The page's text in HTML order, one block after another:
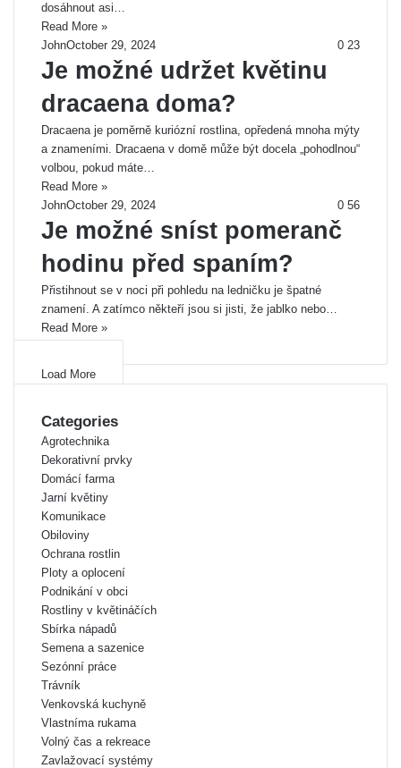
dosáhnout asi…
Read More »
JohnOctober 29, 2024 0 23
Je možné udržet květinu
dracaena doma?
Dracaena je poměrně kuriózní rostlina, opředená mnoha mýty
a znameními. Dracaena v domě může být docela „pohodlnou“
volbou, pokud máte…
Read More »
JohnOctober 29, 2024 0 56
Je možné sníst pomeranč
hodinu před spaním?
Přistihnout se v noci při pohledu na ledničku je špatné
znamení. A zatímco někteří jsou si jisti, že jablko nebo…
Read More »
Load More
Categories
Agrotechnika
Dekorativní prvky
Domácí farma
Jarní květiny
Komunikace
Obiloviny
Ochrana rostlin
Ploty a oplocení
Podnikání v obci
Rostliny v květináčích
Sbírka nápadů
Semena a sazenice
Sezónní práce
Trávník
Venkovská kuchyně
Vlastníma rukama
Volný čas a rekreace
Zavlažovací systémy